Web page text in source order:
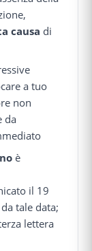
causa di
a tuo
non
da
è
il 19
tale data;
lettera